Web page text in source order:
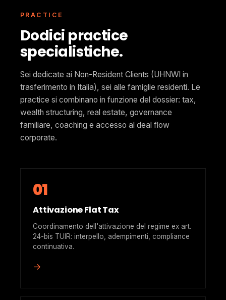
PRACTICE
Dodici practice
specialistiche.
Sei dedicate ai Non-Resident Clients (UHNWI in
trasferimento in Italia), sei alle famiglie residenti. Le
practice si combinano in funzione del dossier: tax,
wealth structuring, real estate, governance
familiare, coaching e accesso al deal flow
corporate.
01
Attivazione Flat Tax
Coordinamento dell'attivazione del regime ex art.
24-bis TUIR: interpello, adempimenti, compliance
continuativa.
→